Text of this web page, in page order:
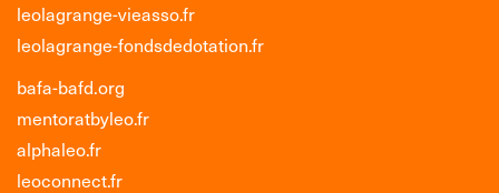
leolagrange-vieasso.fr
leolagrange-fondsdedotation.fr
bafa-bafd.org
mentoratbyleo.fr
alphaleo.fr
leoconnect.fr